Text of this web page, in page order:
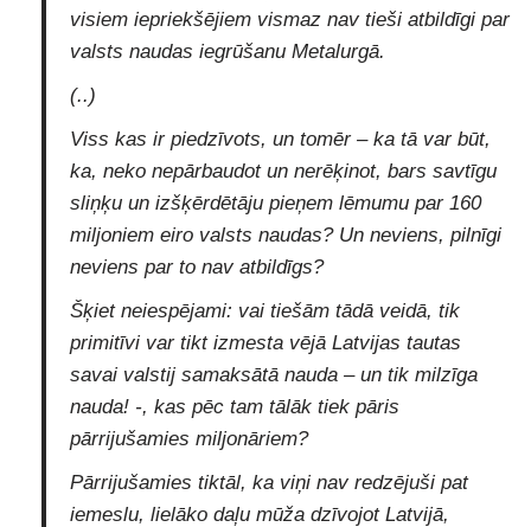
visiem iepriekšējiem vismaz nav tieši atbildīgi par
valsts naudas iegrūšanu Metalurgā.
(..)
Viss kas ir piedzīvots, un tomēr – ka tā var būt,
ka, neko nepārbaudot un nerēķinot, bars savtīgu
sliņķu un izšķērdētāju pieņem lēmumu par 160
miljoniem eiro valsts naudas? Un neviens, pilnīgi
neviens par to nav atbildīgs?
Šķiet neiespējami: vai tiešām tādā veidā, tik
primitīvi var tikt izmesta vējā Latvijas tautas
savai valstij samaksātā nauda – un tik milzīga
nauda! -, kas pēc tam tālāk tiek pāris
pārrijušamies miljonāriem?
Pārrijušamies tiktāl, ka viņi nav redzējuši pat
iemeslu, lielāko daļu mūža dzīvojot Latvijā,